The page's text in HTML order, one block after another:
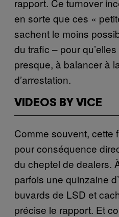
en sorte que ces «
sachent le moins
du trafic – pour qu’elles
presque, à balancer à
d’arrestation.
VIDEOS BY VICE
Comme souvent, cette
pour conséquence
du cheptel de dealers.
parfois une quinzaine
buvards de LSD et
précise le rapport. Et